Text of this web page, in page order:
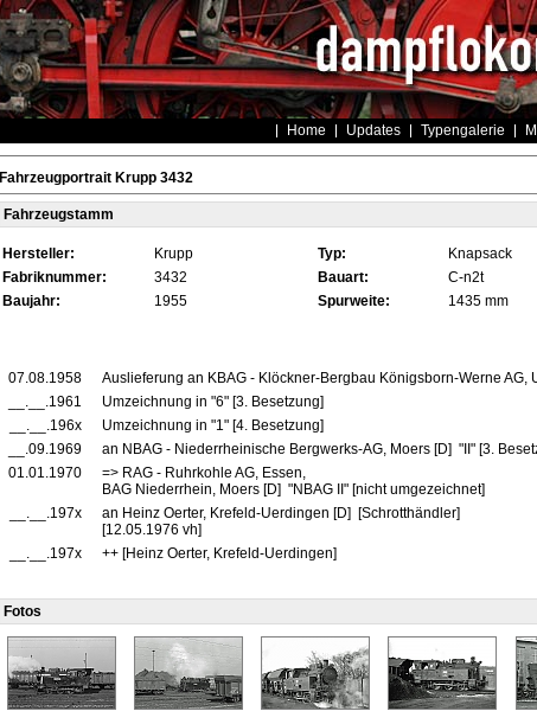
Home Updates Typengalerie
Fahrzeugportrait Krupp 3432
Fahrzeugstamm
Hersteller: Krupp Typ: Knapsack
Fabriknummer:
3432 Bauart: C-n2t
Baujahr:
1955 Spurweite: 1435 mm
07.08.1958
Auslieferung an KBAG - Klöckner-Bergbau Königsborn-Werne AG,
__.__.1961
Umzeichnung in "6" [3. Besetzung]
__.__.196x
Umzeichnung in "1" [4. Besetzung]
__.09.1969
an NBAG - Niederrheinische Bergwerks-AG, Moers [D] "II" [3.
01.01.1970
=> RAG - Ruhrkohle AG, Essen,
BAG Niederrhein, Moers [D] "NBAG II" [nicht umgezeichnet]
__.__.197x
an Heinz Oerter, Krefeld-Uerdingen [D] [Schrotthändler]
[12.05.1976 vh]
__.__.197x
++ [Heinz Oerter, Krefeld-Uerdingen]
Fotos